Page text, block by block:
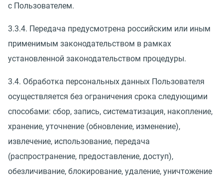
с Пользователем.
3.3.4. Передача предусмотрена российским или иным
применимым законодательством в рамках
установленной законодательством процедуры.
3.4. Обработка персональных данных Пользователя
осуществляется без ограничения срока следующими
способами: сбор, запись, систематизация, накопление,
хранение, уточнение (обновление, изменение),
извлечение, использование, передача
(распространение, предоставление, доступ),
обезличивание, блокирование, удаление, уничтожение